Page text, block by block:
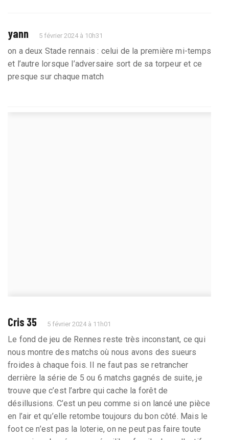
yann 5 février 2024 à 10h31
on a deux Stade rennais : celui de la première mi-temps
et l’autre lorsque l’adversaire sort de sa torpeur et ce
presque sur chaque match
Cris 35 5 février 2024 à 11h01
Le fond de jeu de Rennes reste très inconstant, ce qui
nous montre des matchs où nous avons des sueurs
froides à chaque fois. II ne faut pas se retrancher
derrière la série de 5 ou 6 matchs gagnés de suite, je
trouve que c’est l’arbre qui cache la forêt de
désillusions. C’est un peu comme si on lancé une pièce
en l’air et qu’elle retombe toujours du bon côté. Mais le
foot ce n’est pas la loterie, on ne peut pas faire toute